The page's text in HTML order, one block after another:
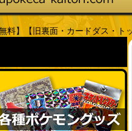
】【旧裏面・カードダス・ト